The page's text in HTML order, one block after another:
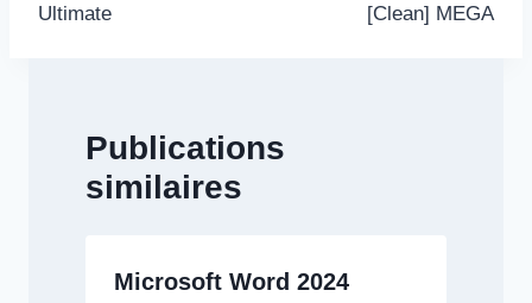
Ultimate
[Clean] MEGA
Publications
similaires
Microsoft Word 2024